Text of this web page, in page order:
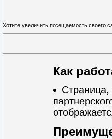
Хотите увеличить посещаемость своего
Как
Страница,